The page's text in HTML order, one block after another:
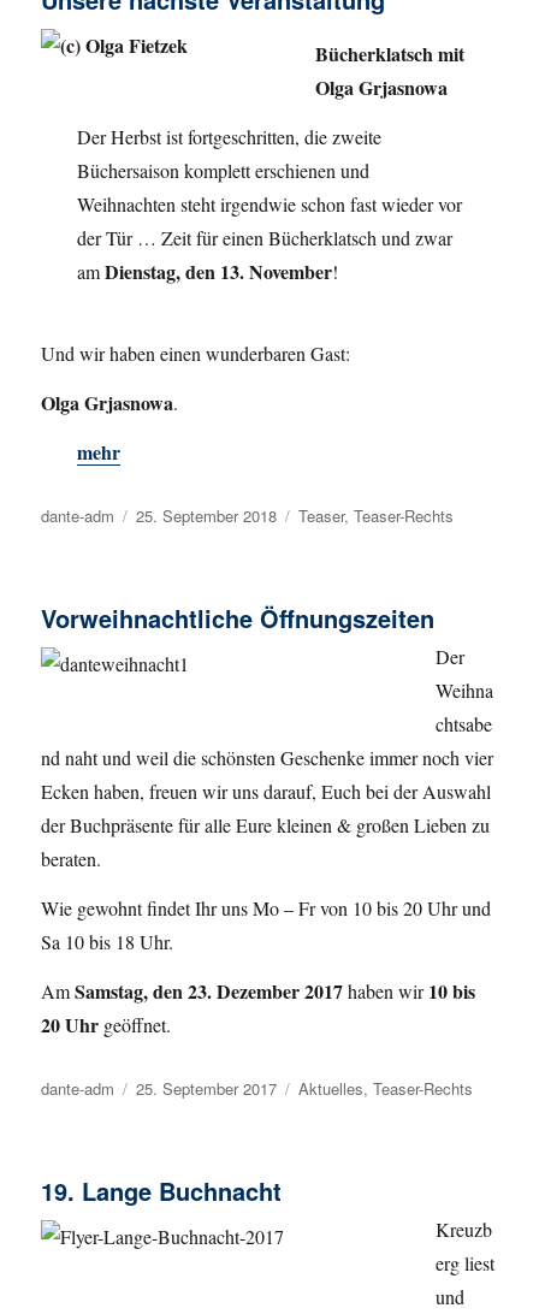
Bücherklatsch mit
Olga Grjasnowa
Der Herbst ist fortgeschritten, die zweite
Büchersaison komplett erschienen und
Weihnachten steht irgendwie schon fast wieder vor
der Tür … Zeit für einen Bücherklatsch und zwar
amDienstag, den 13. November!
Und wir haben einen wunderbaren Gast:
Olga Grjasnowa.
mehr
Autor
dante-adm
Veröffentlicht
25. September 2018 Kategorien
Teaser,Teaser-Rechts
Vorweihnachtliche Öffnungszeiten
Der
Weihna
chtsabe
nd naht und weil die schönsten Geschenke immer noch vier
Ecken haben, freuen wir uns darauf, Euch bei der Auswahl
der Buchpräsente für alle Eure kleinen & großen Lieben zu
beraten.
Wie gewohnt findet Ihr uns Mo – Fr von 10 bis 20 Uhr und
Sa 10 bis 18 Uhr.
AmSamstag, den 23. Dezember 2017haben wir10 bis
20 Uhr geöffnet.
Autor
dante-adm
Veröffentlicht
25. September 2017 Kategorien
Aktuelles,Teaser-Rechts
19. Lange Buchnacht
Kreuzb
erg liest
und